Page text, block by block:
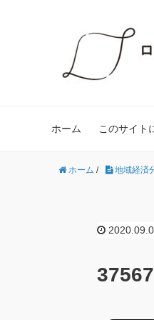
ホーム このサイト
ホーム / 地域経済